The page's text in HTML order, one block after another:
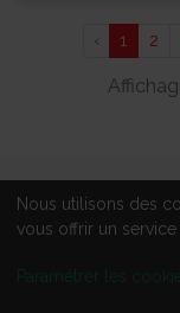
‹ 1 2
À PROPOS
Qui sommes-
Nous utilisons des
vous offrir un service
Paramétrer les